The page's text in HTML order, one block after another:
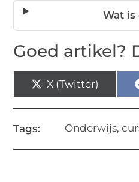
Wat
Goed artikel?
X (Twitter)
Tags: Onderwijs,